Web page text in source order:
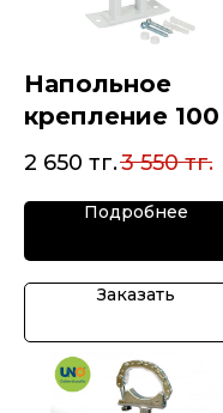
Напольное
крепление 100
2 650 тг.3 550 тг.
Подробнее
Заказать